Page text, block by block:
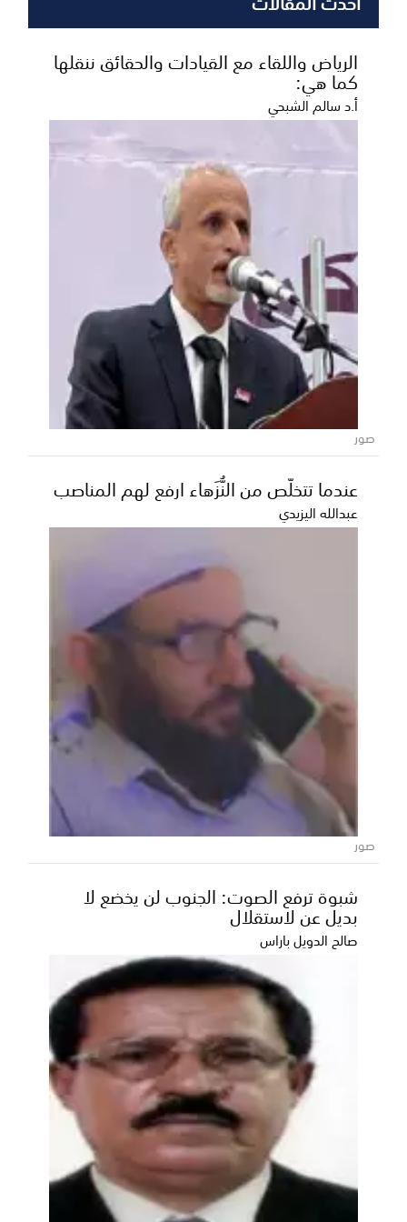
300 مشروع تنموي سعودي تعزز الخدمات
الأساسية في المحافظات اليمنية
عكاظ - متابعات ​واصلت السعودية جهودها الحثيثة لترسيخ
ركائز النماء والاستقرار في اليمن، مقدمةً نموذجا...
الخنبشي يعقد لقاءً موسعاً بقيادة المنطقة
العسكرية الثانية ويؤكد أهمية وحدة القرار
العسكري وتعزيز الجاهزية
عقد عضو مجلس القيادة الرئاسي محافظ حضرموت سالم
الخنبشي، اليوم الخميس بمدينة المكلا، لقاءً موسعاً مع...
الرياض واللقاء مع القيادات والحقائق ننقلها
كما هي:
أ.د سالم الشبحي
صور
عندما تتخلّص من النُّزَهاء ارفع لهم المناصب
عبدالله اليزيدي
صور
شبوة ترفع الصوت: الجنوب لن يخضع لا
بديل عن لاستقلال
صالح الدويل باراس